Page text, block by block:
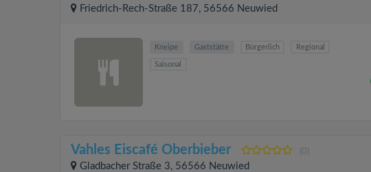
Friedrich-Rech-Straße 187, 56566 Neuwied
Kneipe Gaststätte Bürgerlich Regional
Saisonal
Vahles Eiscafé Oberbieber (0)
Gladbacher Straße 3, 56566 Neuwied